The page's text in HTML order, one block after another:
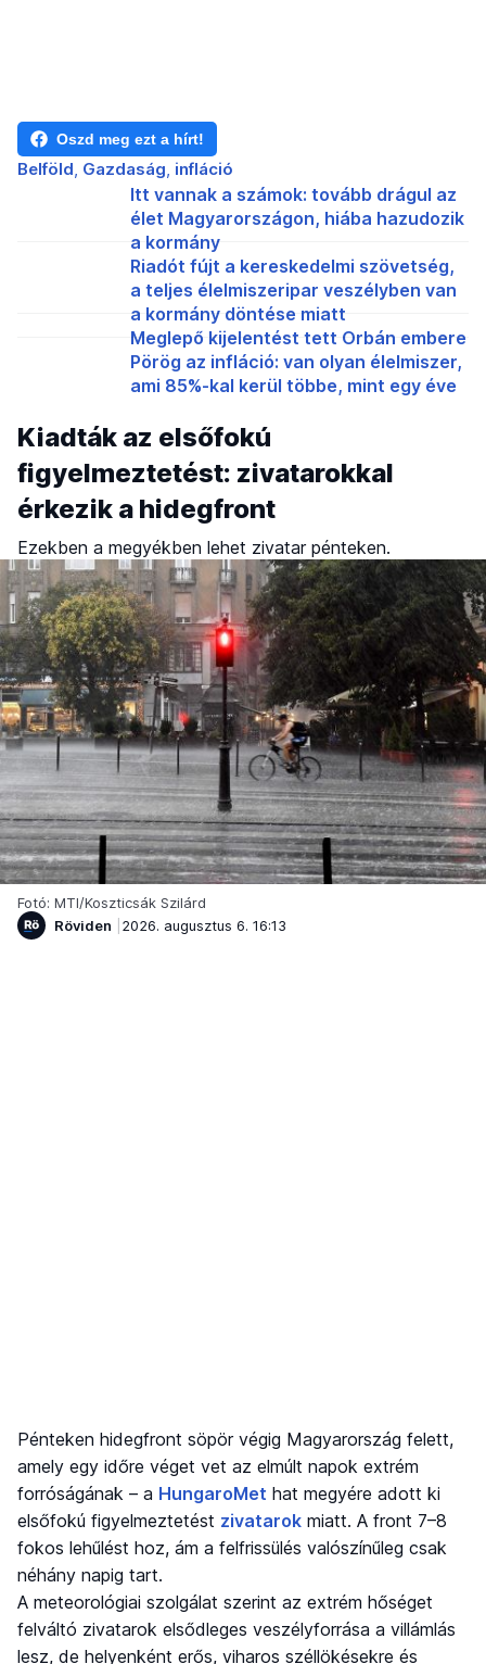
Oszd meg ezt a hírt!
Belföld Gazdaság infláció
Itt vannak a számok: tovább drágul az
élet Magyarországon, hiába hazudozik
a kormány
Riadót fújt a kereskedelmi szövetség,
a teljes élelmiszeripar veszélyben van
a kormány döntése miatt
Meglepő kijelentést tett Orbán embere
Pörög az infláció: van olyan élelmiszer,
ami 85%-kal kerül többe, mint egy éve
Kiadták az elsőfokú
figyelmeztetést: zivatarokkal
érkezik a hidegfront
Ezekben a megyékben lehet zivatar pénteken.
Fotó: MTI/Koszticsák Szilárd
Röviden
2026. augusztus 6. 16:13
Pénteken hidegfront söpör végig Magyarország felett,
amely egy időre véget vet az elmúlt napok extrém
forróságának – a HungaroMet hat megyére adott ki
elsőfokú figyelmeztetést zivatarok miatt. A front 7–8
fokos lehűlést hoz, ám a felfrissülés valószínűleg csak
néhány napig tart.
A meteorológiai szolgálat szerint az extrém hőséget
felváltó zivatarok elsődleges veszélyforrása a villámlás
lesz, de helyenként erős, viharos széllökésekre és